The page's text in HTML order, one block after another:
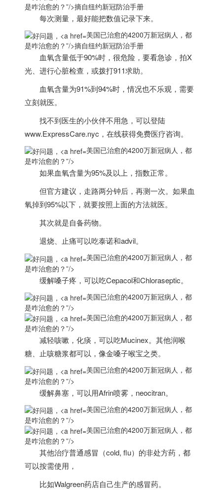
是咋治愈的？”/>摘自纽约新冠防治手册
每次测量，最好能把数值记录下来。
美国已治愈的4200万新冠病人，都
是咋治愈的？”/>摘自纽约新冠防治手册
血氧含量低于90%时，很危险，要看急诊，拍X
光、进行心脏检查，或拨打911求助。
血氧含量为91%到94%时，情况也不乐观，需要
立刻就医。
找不到医生的小伙伴不用急，可以登陆
www.ExpressCare.nyc，在线获得免费医疗咨询。
美国已治愈的4200万新冠病人，都
是咋治愈的？”/>
如果血氧含量为95%及以上，指数正常。
但官方建议，走路两分钟后，再测一次。如果血
氧掉到95%以下，就要按照上面的方法就医。
其次就是自备药物。
退烧、止痛可以吃泰诺和advil。
美国已治愈的4200万新冠病人，都
是咋治愈的？”/>
缓解嗓子疼，可以吃Cepacol和Chloraseptic。
美国已治愈的4200万新冠病人，都
是咋治愈的？”/>
美国已治愈的4200万新冠病人，都
是咋治愈的？”/>
减轻咳嗽，化痰，可以吃Mucinex。 其他润喉
糖、止咳糖浆都可以，像金嗓子喉宝之类。
美国已治愈的4200万新冠病人，都
是咋治愈的？”/>
缓解鼻塞，可以用Afrin喷雾，neocitran。
美国已治愈的4200万新冠病人，都
是咋治愈的？”/>
美国已治愈的4200万新冠病人，都
是咋治愈的？”/>
其他治疗普通感冒（cold, flu）的非处方药，都
可以按需使用，
比如Walgreen药店自己生产的感冒药。